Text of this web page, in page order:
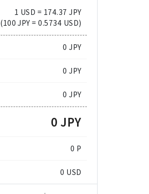
1 USD = 174.37 JPY
(100 JPY = 0.5734 USD)
0 JPY
0 JPY
0 JPY
0 JPY
0 P
0 USD